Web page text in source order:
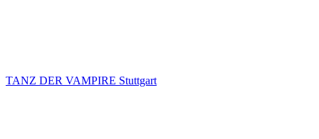
TANZ DER VAMPIRE Stuttgart